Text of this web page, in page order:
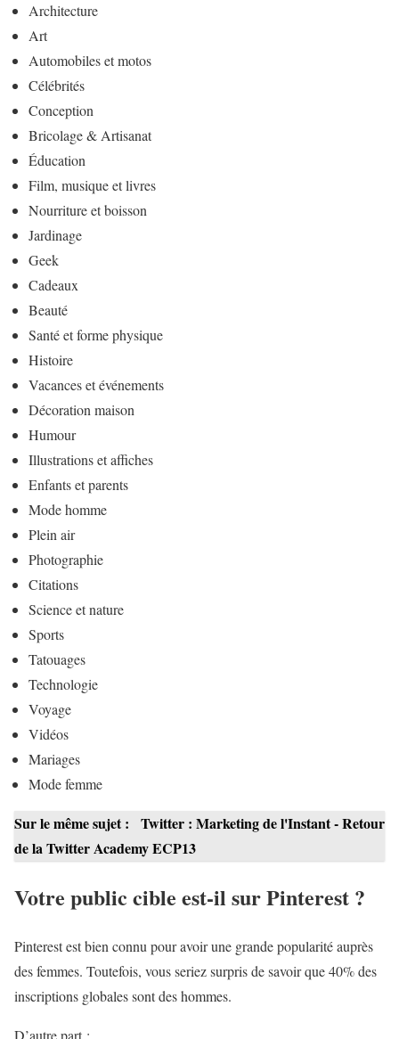
Architecture
Art
Automobiles et motos
Célébrités
Conception
Bricolage & Artisanat
Éducation
Film, musique et livres
Nourriture et boisson
Jardinage
Geek
Cadeaux
Beauté
Santé et forme physique
Histoire
Vacances et événements
Décoration maison
Humour
Illustrations et affiches
Enfants et parents
Mode homme
Plein air
Photographie
Citations
Science et nature
Sports
Tatouages
Technologie
Voyage
Vidéos
Mariages
Mode femme
Sur le même sujet :
Twitter : Marketing de l'Instant - Retour
de la Twitter Academy ECP13
Votre public cible est-il sur Pinterest ?
Pinterest est bien connu pour avoir une grande popularité auprès
des femmes. Toutefois, vous seriez surpris de savoir que 40% des
inscriptions globales sont des hommes.
D’autre part :